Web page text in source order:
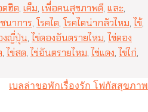
ดฮิต, เค็ม, เพื่อคนสุขภาพดี, และ,
นาการ,โรคไต,โรคไตน่ากลัวไหม, ไข้,
งญี่ปุ่น, ไข่ดองอันตรายไหม, ไข่ดอง
, ไข่สด, ไข่อันตรายไหม, ไข่แดง, ไข่ไก่,
เบลล่าขอพักเรื่องรัก โฟกัสสุขภาพ